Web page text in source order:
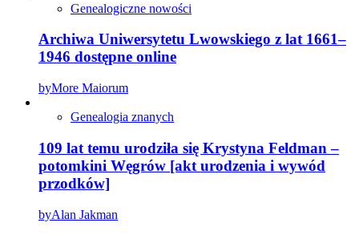
Genealogiczne nowości
Archiwa Uniwersytetu Lwowskiego z lat 1661–
1946 dostępne online
byMore Maiorum
Genealogia znanych
109 lat temu urodziła się Krystyna Feldman –
potomkini Węgrów [akt urodzenia i wywód
przodków]
byAlan Jakman